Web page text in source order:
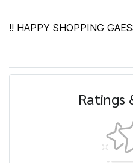
!! HAPPY SHOPPING
Ratings